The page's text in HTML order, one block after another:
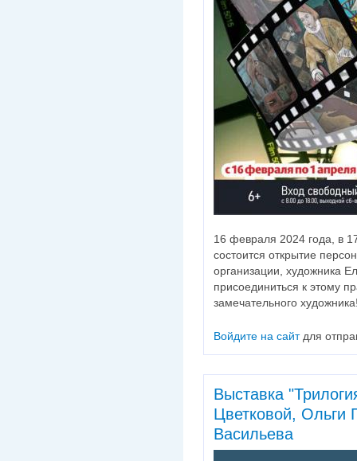
16 февраля 2024 года, в
состоится открытие
организации, художника
присоединиться к этому
замечательного
Войдите на сайтдля
Выставка
Цветковой, Ольги
Васильева